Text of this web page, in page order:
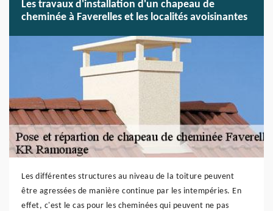
Les travaux d'installation d'un chapeau de
cheminée à Faverelles et les localités avoisinantes
Les différentes structures au niveau de la toiture peuvent
être agressées de manière continue par les intempéries. En
effet, c'est le cas pour les cheminées qui peuvent ne pas